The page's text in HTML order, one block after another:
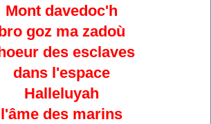
Mont davedoc'h
goz ma zadoù
des esclaves
dans l'espace
Halleluyah
l'âme des marins